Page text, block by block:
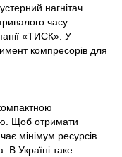
нагнітач
часу.
«ТИСК». У
компресорів для
Щоб отримати
мінімум ресурсів.
В Україні таке